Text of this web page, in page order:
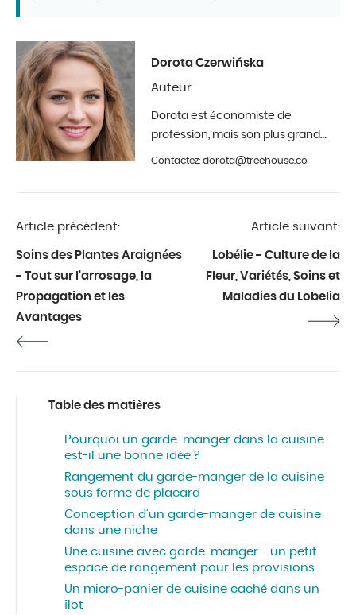
Dorota Czerwińska
Auteur
Dorota est économiste de
profession, mais son plus grand
hobby est la photographie et la
Treehouse depuis le début de
Contactez: dorota@treehouse.co
Article précédent:
Soins des Plantes Araignées
- Tout sur l'arrosage, la
Propagation et les
Avantages
Article suivant:
Lobélie - Culture de la
Fleur, Variétés, Soins et
Maladies du Lobelia
Table des matières
Pourquoi un garde-manger dans la cuisine
est-il une bonne idée ?
Rangement du garde-manger de la cuisine
sous forme de placard
Conception d’un garde-manger de cuisine
dans une niche
Une cuisine avec garde-manger - un petit
espace de rangement pour les provisions
Un micro-panier de cuisine caché dans un
îlot